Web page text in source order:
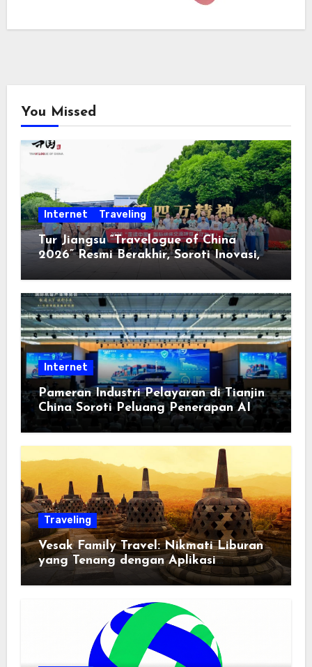
You Missed
Internet Traveling
Tur Jiangsu “Travelogue of China
2026” Resmi Berakhir, Soroti Inovasi,
Keterbukaan, dan Pembangunan
Berorientasi pada Masyarakat
Internet
Pameran Industri Pelayaran di Tianjin
China Soroti Peluang Penerapan AI
Traveling
Vesak Family Travel: Nikmati Liburan
yang Tenang dengan Aplikasi
Pemindai PDF